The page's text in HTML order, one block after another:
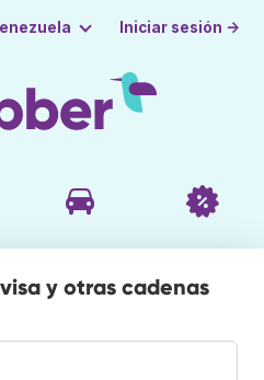
Iniciar sesión →
y otras cadenas